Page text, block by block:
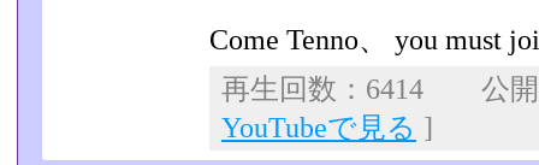
Come Tenno、 you must
再生回数：6414 公
YouTubeで見る ]